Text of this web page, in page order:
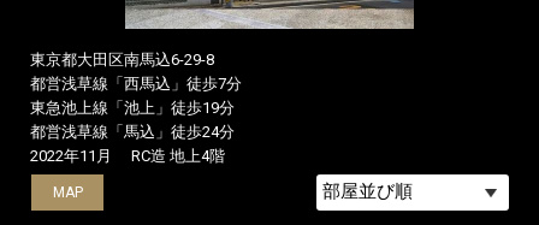
東京都大田区南馬込6-29-8
都営浅草線「西馬込」徒歩7分
東急池上線「池上」徒歩19分
都営浅草線「馬込」徒歩24分
2022年11月
RC造 地上4階
MAP
MAP
MAP